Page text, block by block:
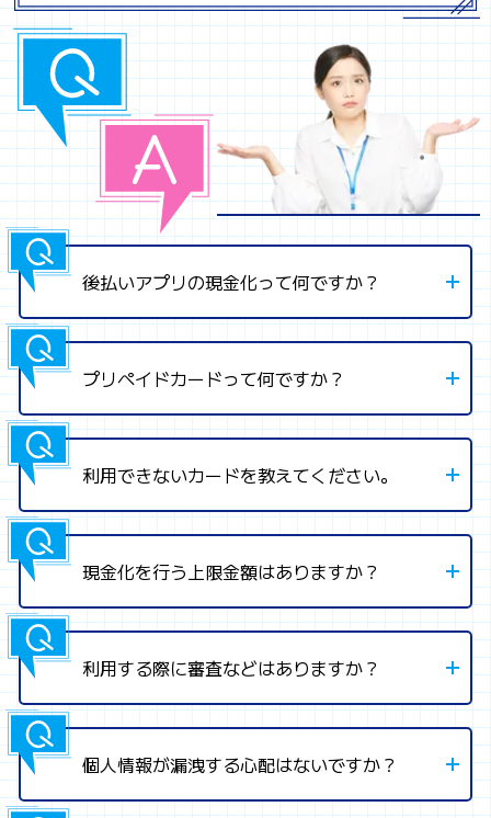
後払いアプリの現金化って何ですか？
プリペイドカードって何ですか？
利用できないカードを教えてください。
現金化を行う上限金額はありますか？
利用する際に審査などはありますか？
個人情報が漏洩する心配はないですか？